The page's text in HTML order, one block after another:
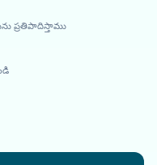
ప్రతిపాదిస్తాము